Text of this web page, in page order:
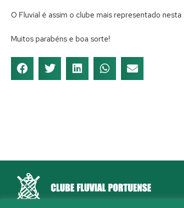
O Fluvial é assim o clube mais representado nesta
Muitos parabéns e boa sorte!